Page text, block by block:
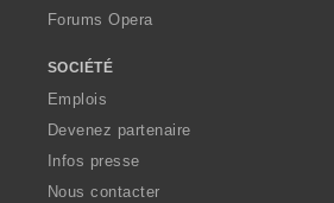
Forums Opera
SOCIÉTÉ
Emplois
Devenez partenaire
Infos presse
Nous contacter